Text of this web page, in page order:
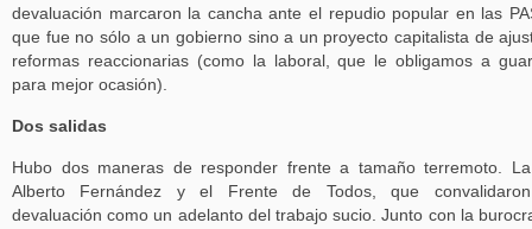
devaluación marcaron la cancha ante el repudio popular en las
que fue no sólo a un gobierno sino a un proyecto capitalista de
reformas reaccionarias (como la laboral, que le obligamos a
para mejor ocasión).
Dos salidas
Hubo dos maneras de responder frente a tamaño terremoto.
Alberto Fernández y el Frente de Todos, que
devaluación como un adelanto del trabajo sucio. Junto con la